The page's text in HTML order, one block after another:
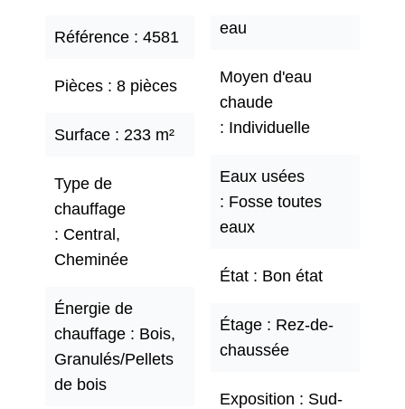
Référence 4581
Pièces 8 pièces
Surface 233 m²
Type de
chauffage
Central,
Cheminée
Énergie de
chauffage
Bois,
Granulés/Pellets
de bois
eau
Moyen d'eau
chaude
Individuelle
Eaux usées
Fosse toutes
eaux
État Bon état
Étage
Rez-de-
chaussée
Exposition
Sud-